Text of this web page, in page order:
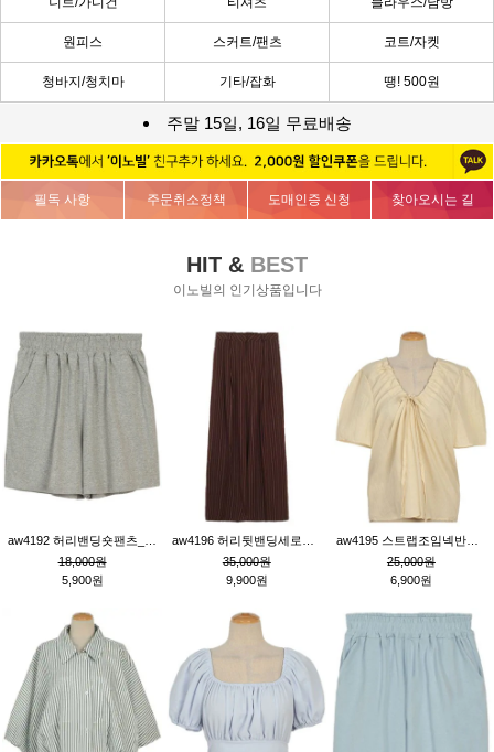
원피스 스커트/팬츠 코트/자켓
청바지/청치마 기타/잡화 땡! 500원
주말 15일, 16일 무료배송
필독 사항 주문취소정책 도매인증 신청 찾아오시는 길
HIT & BEST
이노빌의 인기상품입니다
18,000원
5,900원
35,000원
9,900원
25,000원
6,900원